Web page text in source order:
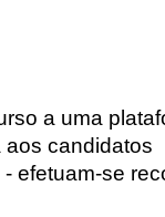
a uma
candidatos
- efetuam-se